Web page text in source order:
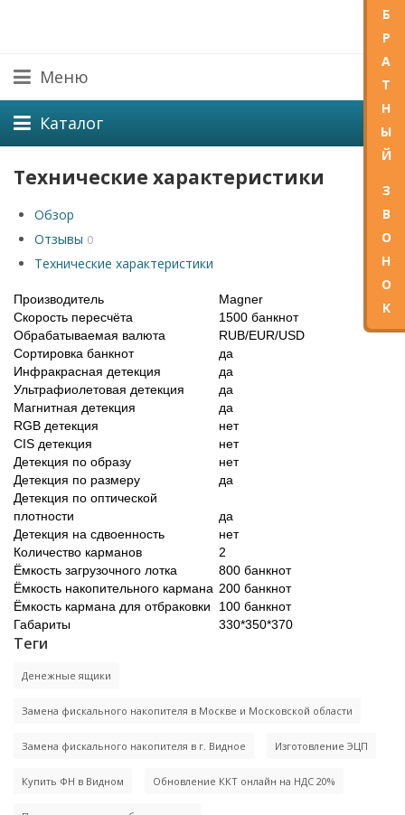
Меню
Каталог
Технические характеристики
Обзор
Отзывы 0
Технические характеристики
Производитель
Magner
Скорость пересчёта
1500 банкнот
Обрабатываемая валюта
RUB/EUR/USD
Сортировка банкнот
да
Инфракрасная детекция
да
Ультрафиолетовая детекция
да
Магнитная детекция
да
RGB детекция
нет
CIS детекция
нет
Детекция по образу
нет
Детекция по размеру
да
Детекция по оптической
плотности
да
Детекция на сдвоенность
нет
Количество карманов
2
Ёмкость загрузочного лотка
800 банкнот
Ёмкость накопительного кармана 200 банкнот
Ёмкость кармана для отбраковки
100 банкнот
Габариты
330*350*370
Теги
Денежные ящики
Замена фискального накопителя в Москве и Московской области
Замена фискального накопителя в г. Видное Изготовление ЭЦП
Купить ФН в Видном Обновление ККТ онлайн на НДС 20%
Б
Р
А
Т
Н
Ы
Й
З
В
О
Н
О
К